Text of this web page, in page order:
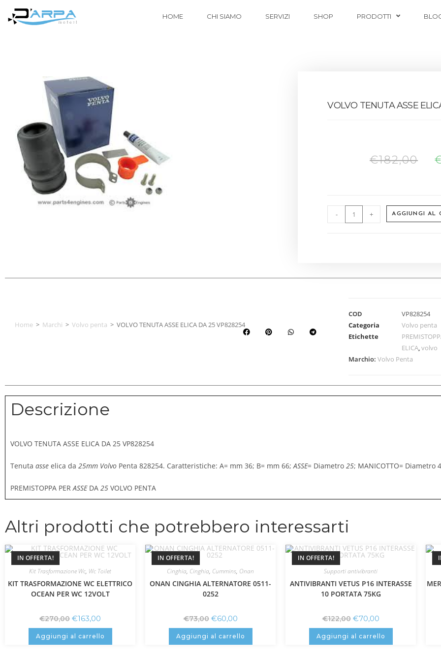
HOME CHI SIAMO SERVIZI SHOP PRODOTTI
VOLVO TENUTA ASSE
€182,00
- + AGGIUNGI AL
Home > Marchi > Volvo penta > VOLVO TENUTA ASSE ELICA DA 25 VP828254
COD
VP828254
Categoria
Volvo penta
Etichette
ELICA,volvo
Marchio:Volvo Penta
Descrizione
VOLVO TENUTA ASSE ELICA DA 25 VP828254
Tenuta asse elica da 25mm Volvo Penta 828254. Caratteristiche: A= mm 36; B= mm 66;ASSE= Diametro 25; MANICOTTO= Diametro
PREMISTOPPA PERASSEDA 25 VOLVO PENTA
Altri prodotti che potrebbero interessarti
IN OFFERTA!
Kit Trasformazione Wc, Wc Toilet
KIT TRASFORMAZIONE WC ELETTRICO
OCEAN PER WC 12VOLT
€270,00 €163,00
Aggiungi al carrello
IN OFFERTA!
Cinghia, Cinghia, Cummins, Onan
ONAN CINGHIA ALTERNATORE 0511-
0252
€73,00 €60,00
Aggiungi al carrello
IN OFFERTA!
Supporti antivibranti
ANTIVIBRANTI VETUS P16 INTERASSE
10 PORTATA 75KG
€122,00 €70,00
Aggiungi al carrello